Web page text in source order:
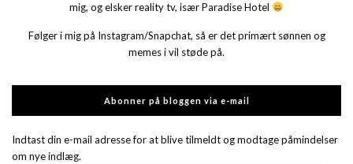
mig, og elsker reality tv, især Paradise Hotel
Følger i mig på Instagram/Snapchat, så er det primært sønnen og
memes i vil støde på.
Abonner på bloggen via e-mail
Indtast din e-mail adresse for at blive tilmeldt og modtage påmindelser
om nye indlæg.